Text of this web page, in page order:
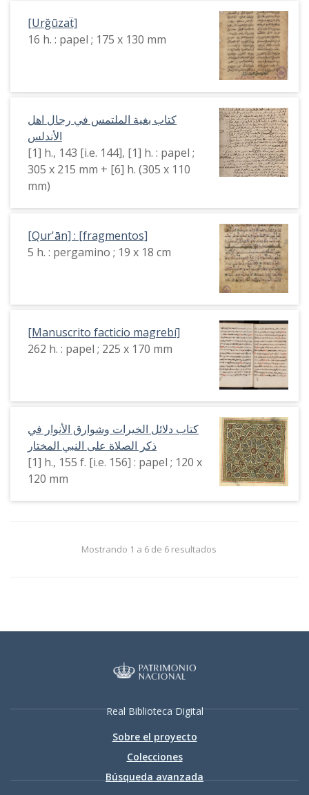
[Urğūzaẗ]
16 h. : papel ; 175 x 130 mm
كتاب بغية الملتمس في رجال اهل
الأندلس
[1] h., 143 [i.e. 144], [1] h. : papel ;
305 x 215 mm + [6] h. (305 x 110
mm)
[Qur'ān] : [fragmentos]
5 h. : pergamino ; 19 x 18 cm
[Manuscrito facticio magrebí]
262 h. : papel ; 225 x 170 mm
كتاب دلائل الخيرات وشوارق الأنوار في
ذكر الصلاة على النبي المختار
[1] h., 155 f. [i.e. 156] : papel ; 120 x
120 mm
Mostrando 1 a 6 de 6 resultados
Real Biblioteca Digital
Sobre el proyecto
Colecciones
Búsqueda avanzada